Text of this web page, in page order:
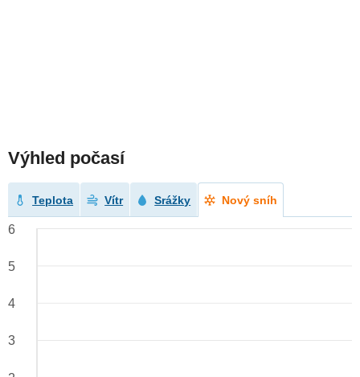
Výhled počasí
Teplota Vítr Srážky Nový sníh
6
5
4
3